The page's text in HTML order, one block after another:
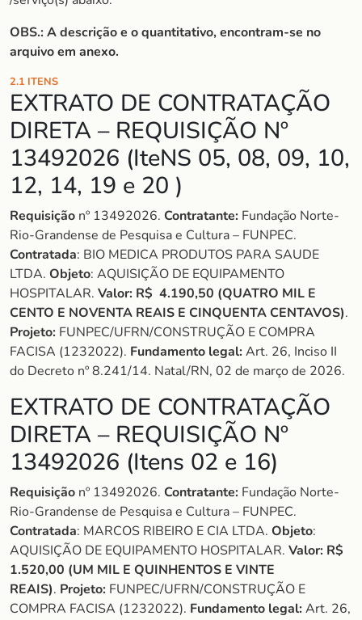
OBS.: A descrição e o quantitativo, encontram-se no
arquivo em anexo.
2.1 ITENS
EXTRATO DE CONTRATAÇÃO
DIRETA – REQUISIÇÃO Nº
13492026 (IteNS 05, 08, 09, 10,
12, 14, 19 e 20 )
Requisição nº 13492026. Contratante: Fundação Norte-
Rio-Grandense de Pesquisa e Cultura – FUNPEC.
Contratada: BIO MEDICA PRODUTOS PARA SAUDE
LTDA. Objeto: AQUISIÇÃO DE EQUIPAMENTO
HOSPITALAR. Valor: R$ 4.190,50 (QUATRO MIL E
CENTO E NOVENTA REAIS E CINQUENTA CENTAVOS).
Projeto: FUNPEC/UFRN/CONSTRUÇÃO E COMPRA
FACISA (1232022). Fundamento legal:Art. 26, Inciso II
do Decreto nº 8.241/14. Natal/RN, 02 de março de 2026.
EXTRATO DE CONTRATAÇÃO
DIRETA – REQUISIÇÃO Nº
13492026 (Itens 02 e 16)
Requisição nº 13492026. Contratante: Fundação Norte-
Rio-Grandense de Pesquisa e Cultura – FUNPEC.
Contratada: MARCOS RIBEIRO E CIA LTDA. Objeto:
AQUISIÇÃO DE EQUIPAMENTO HOSPITALAR. Valor: R$
1.520,00 (UM MIL E QUINHENTOS E VINTE
REAIS). Projeto: FUNPEC/UFRN/CONSTRUÇÃO E
COMPRA FACISA (1232022). Fundamento legal:Art. 26,